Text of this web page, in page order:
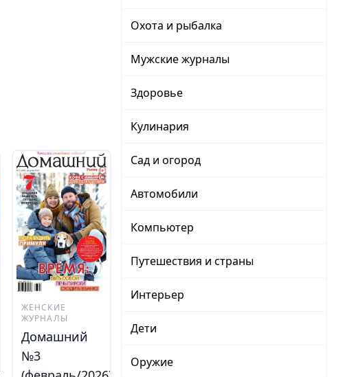
ЖЕНСКИЕ
ЖУРНАЛЫ
Домашний
№3
Охота и рыбалка
Мужские журналы
Здоровье
Кулинария
Сад и огород
Автомобили
Компьютер
Путешествия и страны
Интерьер
Дети
Оружие